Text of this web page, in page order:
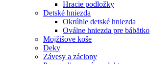
Hracie podložky
Detské hniezda
Okrúhle detské hniezda
Oválne hniezda pre bábätko
Mojžišove koše
Deky
Závesy a záclony